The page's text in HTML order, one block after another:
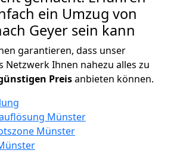
ein Umzug von
Geyer sein kann
garantieren, dass unser
Netzwerk Ihnen nahezu alles zu
Preisanbieten können.
Münster
Münster